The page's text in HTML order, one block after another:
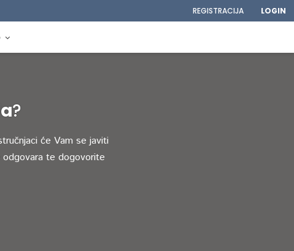
REGISTRACIJA LOGIN
?
će Vam se javiti
odgovara te dogovorite